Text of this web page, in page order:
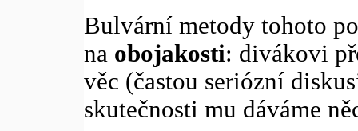
Bulvární metody tohoto
na obojakosti: divákovi
věc (častou seriózní
skutečnosti mu dáváme